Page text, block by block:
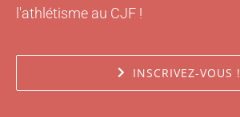
l'athlétisme au CJF !
INSCRIVEZ-VOUS !